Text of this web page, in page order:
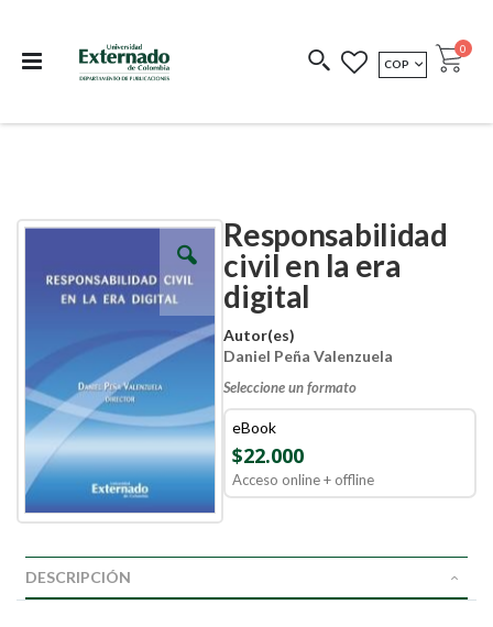
COEDICIONES REDIMIR CÓDIGO
MONEDA
COP Cart
0
Responsabilidad
civil en la era
digital
Autor(es)
Daniel Peña Valenzuela
Seleccione un formato
eBook
$22.000
Acceso online + offline
Skip
Skip
beginning
DESCRIPCIÓN